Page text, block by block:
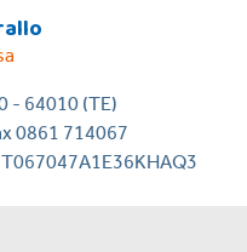
- 64010 (TE)
0861 714067